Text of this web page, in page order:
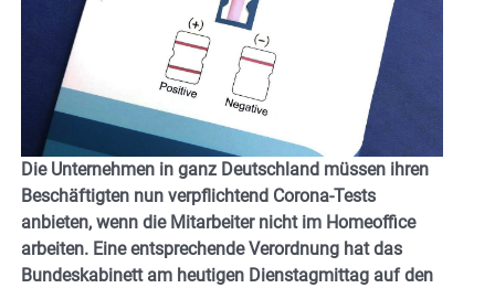
Die Unternehmen in ganz Deutschland müssen ihren
Beschäftigten nun verpflichtend Corona-Tests
anbieten, wenn die Mitarbeiter nicht im Homeoffice
arbeiten. Eine entsprechende Verordnung hat das
Bundeskabinett am heutigen Dienstagmittag auf den